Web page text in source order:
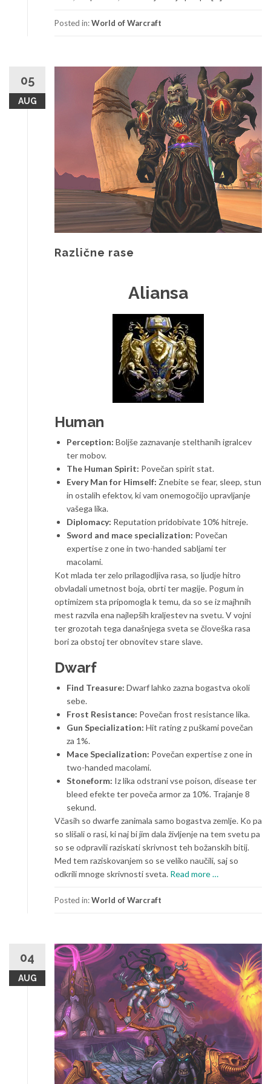
Posted in:World of Warcraft
05
AUG
Različne rase
Aliansa
Human
Perception: Boljše zaznavanje stelthanih igralcev
ter mobov.
The Human Spirit: Povečan spirit stat.
Every Man for Himself: Znebite se fear, sleep, stun
in ostalih efektov, ki vam onemogočijo upravljanje
vašega lika.
Diplomacy: Reputation pridobivate 10% hitreje.
Sword and mace specialization: Povečan
expertise z one in two-handed sabljami ter
macolami.
Kot mlada ter zelo prilagodljiva rasa, so ljudje hitro
obvladali umetnost boja, obrti ter magije. Pogum in
optimizem sta pripomogla k temu, da so se iz majhnih
mest razvila ena najlepših kraljestev na svetu. V vojni
ter grozotah tega današnjega sveta se človeška rasa
bori za obstoj ter obnovitev stare slave.
Dwarf
Find Treasure: Dwarf lahko zazna bogastva okoli
sebe.
Frost Resistance: Povečan frost resistance lika.
Gun Specialization: Hit rating z puškami povečan
za 1%.
Mace Specialization: Povečan expertise z one in
two-handed macolami.
Stoneform: Iz lika odstrani vse poison, disease ter
bleed efekte ter poveča armor za 10%. Trajanje 8
sekund.
Včasih so dwarfe zanimala samo bogastva zemlje. Ko pa
so slišali o rasi, ki naj bi jim dala življenje na tem svetu pa
so se odpravili raziskati skrivnost teh božanskih bitij.
Med tem raziskovanjem so se veliko naučili, saj so
odkrili mnoge skrivnosti sveta. Read more
z
l
r
a
s
…
Posted in:World of Warcraft
04
AUG